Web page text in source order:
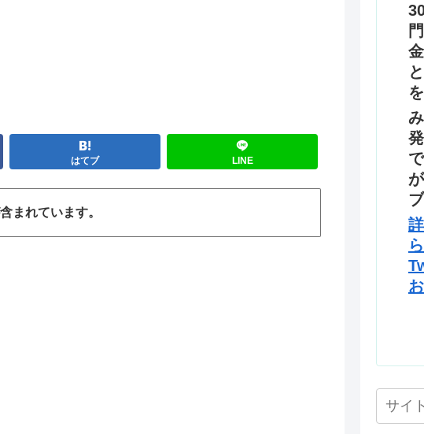
はてブ LINE
まれています。
ら